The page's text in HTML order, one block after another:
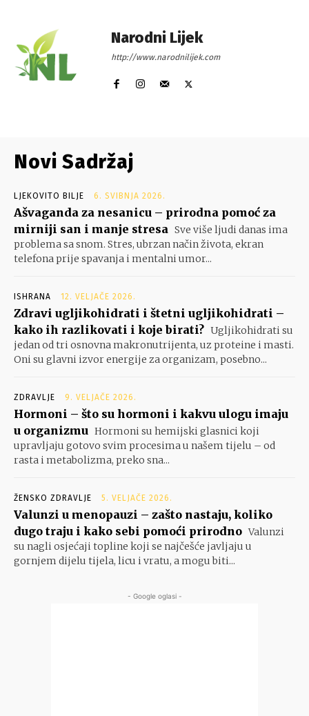
Narodni Lijek
http://www.narodnilijek.com
Novi Sadržaj
LJEKOVITO BILJE 6. SVIBNJA 2026.
Ašvaganda za nesanicu – prirodna pomoć za
mirniji san i manje stresa Sve više ljudi danas ima
problema sa snom. Stres, ubrzan način života, ekran
telefona prije spavanja i mentalni umor...
ISHRANA 12. VELJAČE 2026.
Zdravi ugljikohidrati i štetni ugljikohidrati –
kako ih razlikovati i koje birati? Ugljikohidrati su
jedan od tri osnovna makronutrijenta, uz proteine i masti.
Oni su glavni izvor energije za organizam, posebno...
ZDRAVLJE 9. VELJAČE 2026.
Hormoni – što su hormoni i kakvu ulogu imaju
u organizmu Hormoni su hemijski glasnici koji
upravljaju gotovo svim procesima u našem tijelu – od
rasta i metabolizma, preko sna...
ŽENSKO ZDRAVLJE 5. VELJAČE 2026.
Valunzi u menopauzi – zašto nastaju, koliko
dugo traju i kako sebi pomoći prirodno Valunzi
su nagli osjećaji topline koji se najčešće javljaju u
gornjem dijelu tijela, licu i vratu, a mogu biti...
- Google oglasi -